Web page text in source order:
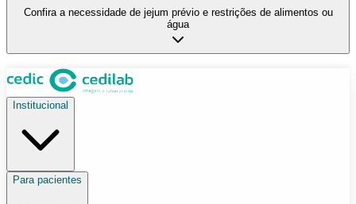
Confira a necessidade de jejum prévio e restrições de alimentos ou
água
Institucional
Para pacientes